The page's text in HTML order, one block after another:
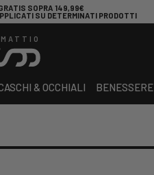
SOPRA 149,99€
SU DETERMINATI PRODOTTI
& OCCHIALI BENESSERE